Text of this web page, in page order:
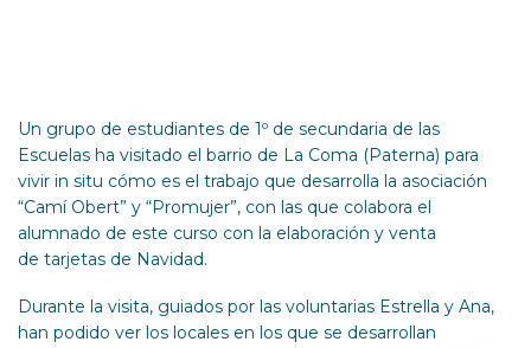
Un grupo de estudiantes de 1º de secundaria de las
Escuelas ha visitado el barrio de La Coma (Paterna) para
vivir in situ cómo es el trabajo que desarrolla la asociación
“Camí Obert” y “Promujer”, con las que colabora el
alumnado de este curso con la elaboración y venta
de tarjetas de Navidad.
Durante la visita, guiados por las voluntarias Estrella y Ana,
han podido ver los locales en los que se desarrollan